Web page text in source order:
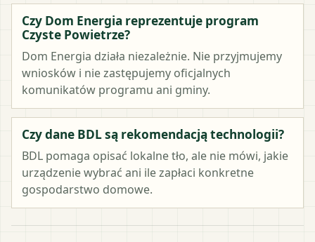
Czy Dom Energia reprezentuje program
Czyste Powietrze?
Dom Energia działa niezależnie. Nie przyjmujemy
wniosków i nie zastępujemy oficjalnych
komunikatów programu ani gminy.
Czy dane BDL są rekomendacją technologii?
BDL pomaga opisać lokalne tło, ale nie mówi, jakie
urządzenie wybrać ani ile zapłaci konkretne
gospodarstwo domowe.